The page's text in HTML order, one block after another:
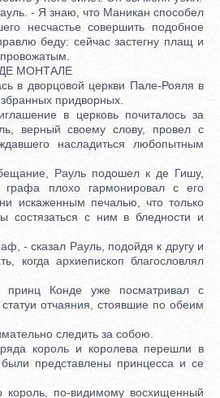
- Я знаю, что Маникан способел
несчастье совершить подобное
беду: сейчас застегну плащ и
МОНТАЛЕ
в дворцовой церкви Пале-Рояля в
придворных.
в церковь почиталось за
верный своему слову, провел с
насладиться любопытным
Рауль подошел к де Гишу,
графа плохо гармонировал с его
искаженным печалью, что только
состязаться с ним в бледности и
- сказал Рауль, подойдя к другу и
когда архиепископ благословлял
Конде уже посматривал с
отчаяния, стоявшие по обеим
следить за собою.
король и королева перешли в
представлены принцесса и се
по-видимому восхищенный